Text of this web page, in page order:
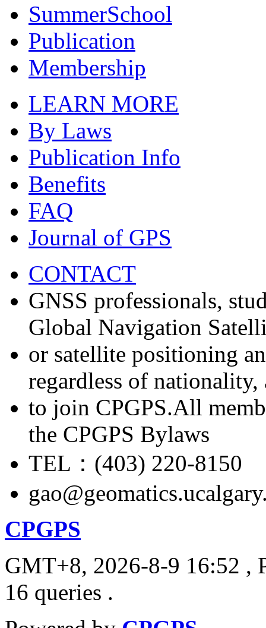
SummerSchool
Publication
Membership
LEARN MORE
By Laws
Publication Info
Benefits
FAQ
Journal of GPS
CONTACT
GNSS professionals,
Global Navigation
or satellite positioning
regardless of nationality,
to join CPGPS.All
the CPGPS Bylaws
TEL：(403) 220-8150
CPGPS
GMT+8, 2026-8-9 16:52 ,
16 queries .